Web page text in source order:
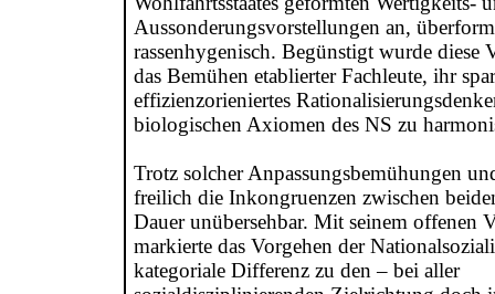
Aussonderungsvorstellungen an,
rassenhygenisch. Begünstigt wurde diese
das Bemühen etablierter Fachleute, ihr
effizienzorieniertes
biologischen Axiomen des NS zu
Trotz solcher Anpassungsbemühungen
freilich die Inkongruenzen zwischen
Dauer unübersehbar. Mit seinem offenen
markierte das Vorgehen der
kategoriale Differenz zu den – bei aller